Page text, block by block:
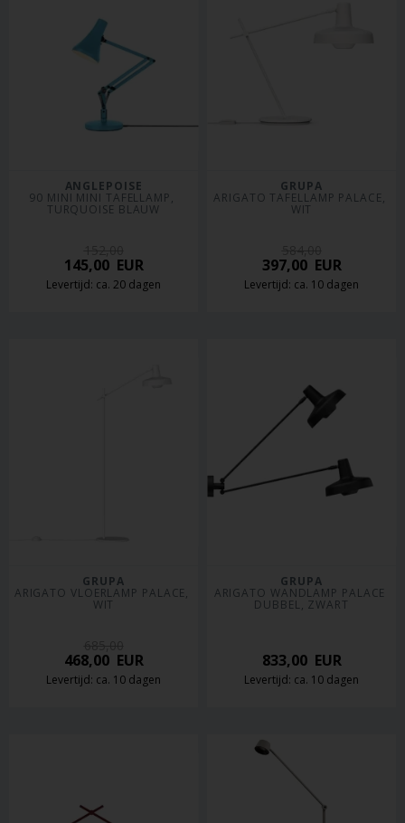
ANGLEPOISE
90 MINI MINI TAFELLAMP,
TURQUOISE BLAUW
145,00EUR
Levertijd: ca. 20 dagen
GRUPA
ARIGATO TAFELLAMP PALACE,
WIT
397,00EUR
Levertijd: ca. 10 dagen
GRUPA
ARIGATO VLOERLAMP PALACE,
WIT
468,00EUR
Levertijd: ca. 10 dagen
GRUPA
ARIGATO WANDLAMP PALACE
DUBBEL, ZWART
833,00EUR
Levertijd: ca. 10 dagen